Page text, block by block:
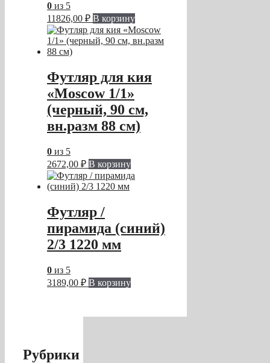
0 из 5
11826,00 ₽ В корзину
Футляр для кия
«Moscow 1/1»
(черный, 90 см,
вн.разм 88 см)
0 из 5
2672,00 ₽ В корзину
Футляр /
пирамида (синий)
2/3 1220 мм
0 из 5
3189,00 ₽ В корзину
Рубрики